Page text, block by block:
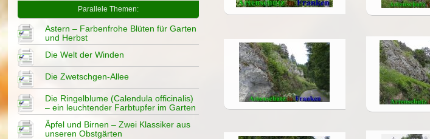
Parallele Themen:
Astern – Farbenfrohe Blüten für Garten
und Herbst
Die Welt der Winden
Die Zwetschgen-Allee
Die Ringelblume (Calendula officinalis)
– ein leuchtender Farbtupfer im Garten
Äpfel und Birnen – Zwei Klassiker aus
unseren Obstgärten